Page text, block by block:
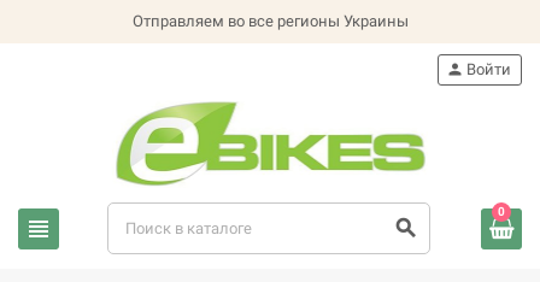
Отправляем во все регионы Украины
view_headline search
person Войти
0